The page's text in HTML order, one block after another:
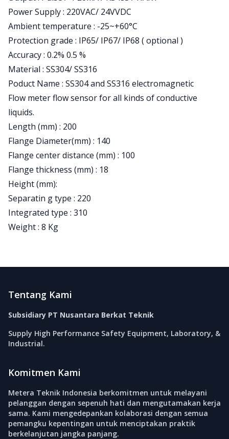
Power Supply : 220VAC/ 24VVDC
Ambient temperature : -25~+60°C
Protection grade : IP65/ IP67/ IP68 ( optional )
Accuracy : 0.2% 0.5 %
Material : SS304/ SS316
Poduct Name : SS304 and SS316 electromagnetic
Flow meter flow sensor for all kinds of conductive
liquids.
Length (mm) : 200
Flange Diameter(mm) : 140
Flange center distance (mm) : 100
Flange thickness (mm) : 18
Height (mm):
Separatin g type : 220
Integrated type : 310
Weight : 8 Kg
Tentang Kami
Subsidiary PT Nusantara Berkat Teknik
Supply High Performance Safety Equipment, Laboratory, &
Industrial.
Komitmen Kami
Metera Teknik Indonesia berkomitmen untuk melayani
pelanggan dengan sepenuh hati dan mengutamakan kerja
sama. Kami mengedepankan kolaborasi dengan semua
pemangku kepentingan untuk menciptakan praktik
berkelanjutan jangka panjang.